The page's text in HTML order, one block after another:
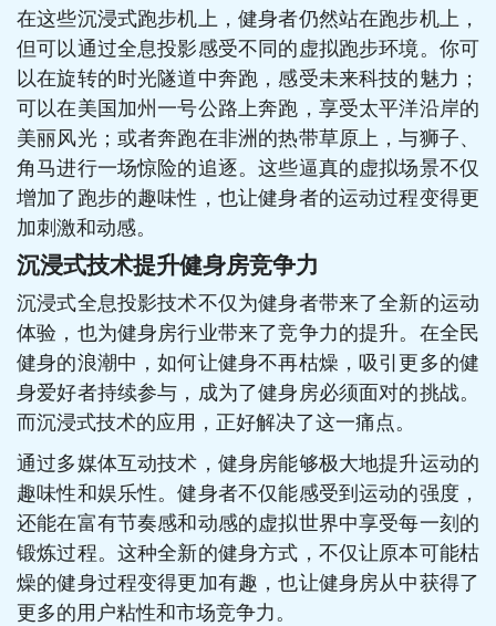
在这些沉浸式跑步机上，健身者仍然站在跑步机上，
但可以通过全息投影感受不同的虚拟跑步环境。你可
以在旋转的时光隧道中奔跑，感受未来科技的魅力；
可以在美国加州一号公路上奔跑，享受太平洋沿岸的
美丽风光；或者奔跑在非洲的热带草原上，与狮子、
角马进行一场惊险的追逐。这些逼真的虚拟场景不仅
增加了跑步的趣味性，也让健身者的运动过程变得更
加刺激和动感。
沉浸式技术提升健身房竞争力
沉浸式全息投影技术不仅为健身者带来了全新的运动
体验，也为健身房行业带来了竞争力的提升。在全民
健身的浪潮中，如何让健身不再枯燥，吸引更多的健
身爱好者持续参与，成为了健身房必须面对的挑战。
而沉浸式技术的应用，正好解决了这一痛点。
通过多媒体互动技术，健身房能够极大地提升运动的
趣味性和娱乐性。健身者不仅能感受到运动的强度，
还能在富有节奏感和动感的虚拟世界中享受每一刻的
锻炼过程。这种全新的健身方式，不仅让原本可能枯
燥的健身过程变得更加有趣，也让健身房从中获得了
更多的用户粘性和市场竞争力。